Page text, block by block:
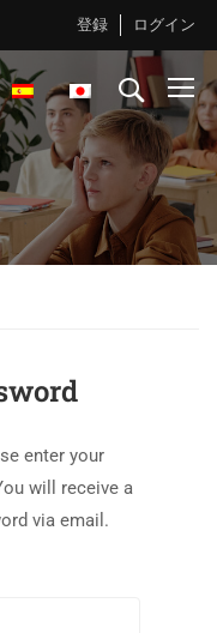
登録 ログイン
enter your
will receive a
via email.